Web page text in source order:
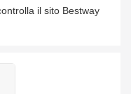
il sito Bestway